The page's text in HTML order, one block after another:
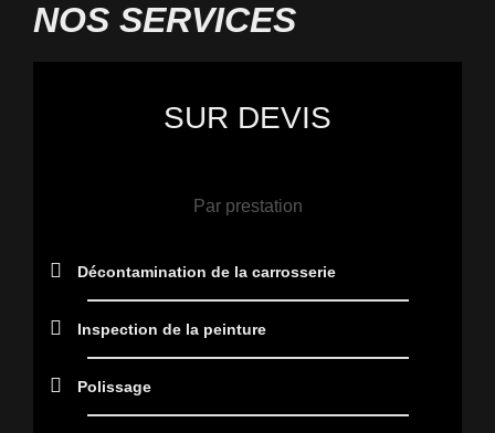
NOS SERVICES
SUR DEVIS
Par prestation
Décontamination de la carrosserie
⁠Inspection de la peinture
Polissage